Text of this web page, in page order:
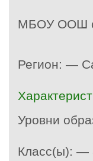
МБОУ ООШ
Регион: —
Уровни
Класс(ы): —